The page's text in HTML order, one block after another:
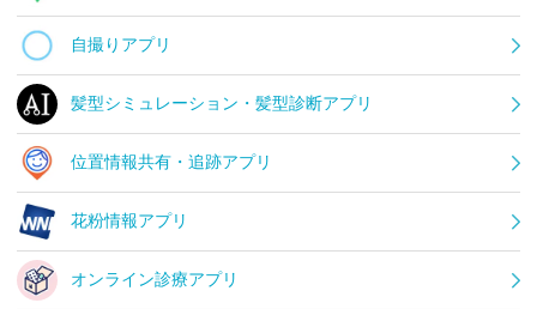
自撮りアプリ
髪型シミュレーション・髪型診断アプリ
位置情報共有・追跡アプリ
花粉情報アプリ
オンライン診療アプリ